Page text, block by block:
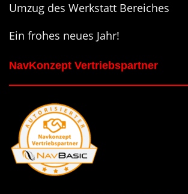
Umzug des Werkstatt Bereiches
Ein frohes neues Jahr!
NavKonzept Vertriebspartner